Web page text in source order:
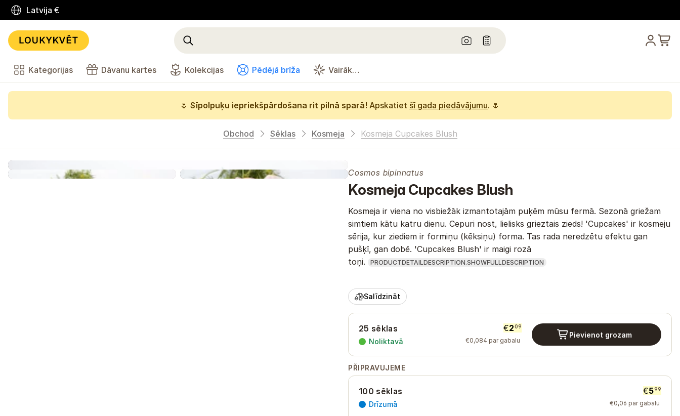
Latvija €
Kategorijas Dāvanu kartes Kolekcijas Pēdējā brīža Vairāk…
🌷 Sīpolpuķu iepriekšpārdošana rit pilnā sparā! Apskatiet šī gada piedāvājumu. 🌷
Obchod Sēklas Kosmeja Kosmeja Cupcakes Blush
Cosmos bipinnatus
Kosmeja Cupcakes Blush
Kosmeja ir viena no visbiežāk izmantotajām puķēm mūsu fermā. Sezonā griežam
simtiem kātu katru dienu. Cepuri nost, lielisks grieztais zieds! 'Cupcakes' ir kosmeju
sērija, kur ziediem ir formiņu (kēksiņu) forma. Tas rada neredzētu efektu gan
pušķī, gan dobē. 'Cupcakes Blush' ir maigi rozā
toņi.
PRODUCTDETAILDESCRIPTION.SHOWFULLDESCRIPTION
Salīdzināt
25 sēklas
Noliktavā
€209
€0,084 par gabalu
Pievienot grozam
PŘIPRAVUJEME
100 sēklas
Drīzumā
€599
€0,06 par gabalu